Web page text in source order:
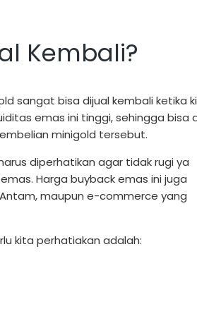
Kembali?
sangat bisa dijual kembali ketika
emas ini tinggi, sehingga bisa
minigold tersebut.
diperhatikan agar tidak rugi ya
Harga buyback emas ini juga
maupun e-commerce yang
kita perhatiakan adalah: